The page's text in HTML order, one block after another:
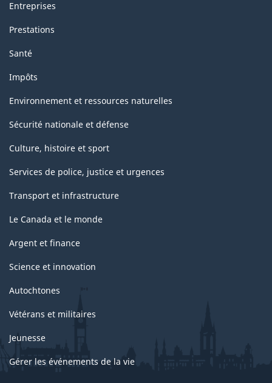
Entreprises
Prestations
Santé
Impôts
Environnement et ressources naturelles
Sécurité nationale et défense
Culture, histoire et sport
Services de police, justice et urgences
Transport et infrastructure
Le Canada et le monde
Argent et finance
Science et innovation
Autochtones
Vétérans et militaires
Jeunesse
Gérer les événements de la vie